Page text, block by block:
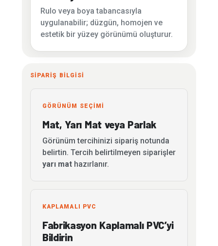
Rulo veya boya tabancasıyla
uygulanabilir; düzgün, homojen ve
estetik bir yüzey görünümü oluşturur.
SİPARİŞ BİLGİSİ
GÖRÜNÜM SEÇİMİ
Mat, Yarı Mat veya Parlak
Görünüm tercihinizi sipariş notunda
belirtin. Tercih belirtilmeyen siparişler
yarı mat hazırlanır.
KAPLAMALI PVC
Fabrikasyon Kaplamalı PVC’yi
Bildirin